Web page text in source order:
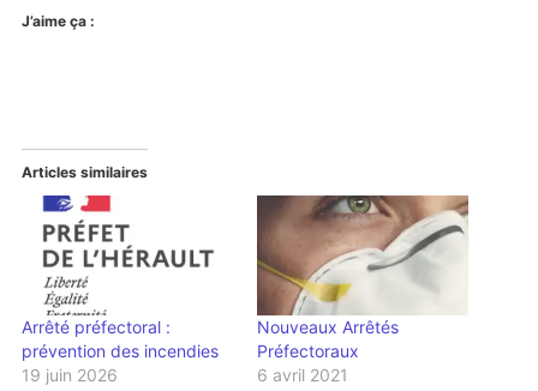
J’aime ça :
Articles similaires
Arrêté préfectoral :
prévention des incendies
19 juin 2026
Nouveaux Arrêtés
Préfectoraux
6 avril 2021